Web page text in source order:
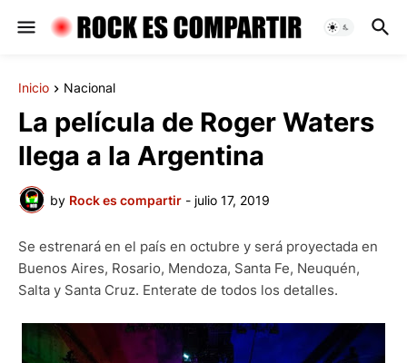
Inicio Nacional
La película de Roger Waters
llega a la Argentina
by Rock es compartir - julio 17, 2019
Se estrenará en el país en octubre y será proyectada en
Buenos Aires, Rosario, Mendoza, Santa Fe, Neuquén,
Salta y Santa Cruz. Enterate de todos los detalles.